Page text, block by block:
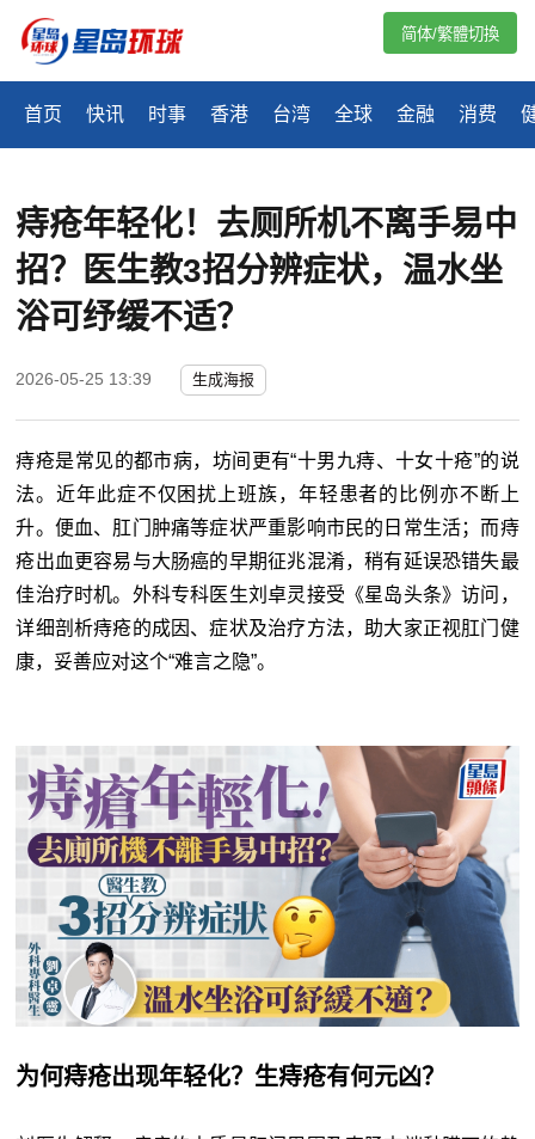
首页 快讯 时事 香港 台湾 全球 金融 消费
简体/繁體切換
痔疮年轻化！去厕所机不离手易中
招？医生教3招分辨症状，温水坐
浴可纾缓不适？
2026-05-25 13:39 生成海报
痔疮是常见的都市病，坊间更有“十男九痔、十女十疮”的说
法。近年此症不仅困扰上班族，年轻患者的比例亦不断上
升。便血、肛门肿痛等症状严重影响市民的日常生活；而痔
疮出血更容易与大肠癌的早期征兆混淆，稍有延误恐错失最
佳治疗时机。外科专科医生刘卓灵接受《星岛头条》访问，
详细剖析痔疮的成因、症状及治疗方法，助大家正视肛门健
康，妥善应对这个“难言之隐”。
为何痔疮出现年轻化？生痔疮有何元凶？